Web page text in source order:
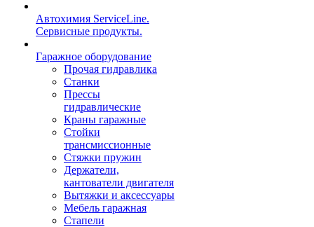
Автохимия ServiceLine.
Сервисные продукты.
Гаражное оборудование
Прочая гидравлика
Станки
Прессы
гидравлические
Краны гаражные
Стойки
трансмиссионные
Стяжки пружин
Держатели,
кантователи двигателя
Вытяжки и аксессуары
Мебель гаражная
Стапели